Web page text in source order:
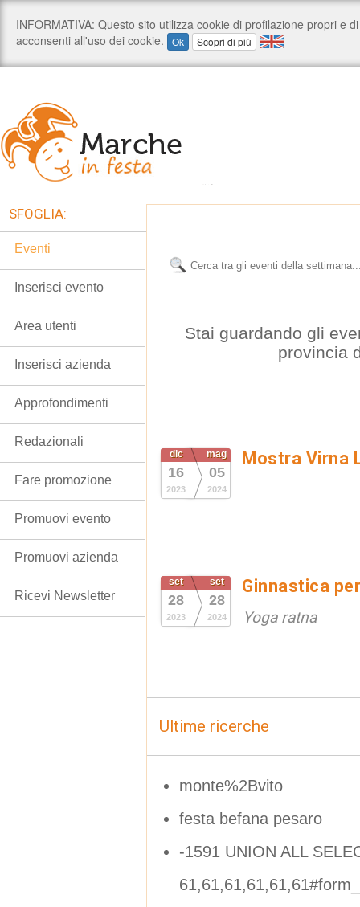
Stai guardando gli
provincia
dic
16
2023
mag
05
2024
Mostra Virna
set
28
2023
set
28
2024
Ginnastica
Yoga ratna
Ultime ricerche
monte%2Bvito
festa befana pesaro
-1591 UNION ALL
SFOGLIA:
Eventi
Inserisci evento
Area utenti
Inserisci azienda
Approfondimenti
Redazionali
Fare promozione
Promuovi evento
Promuovi azienda
Ricevi Newsletter